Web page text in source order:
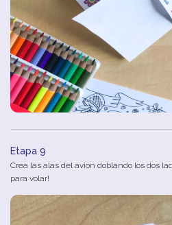
Etapa 9
Crea las alas del avión doblando los dos
para volar!